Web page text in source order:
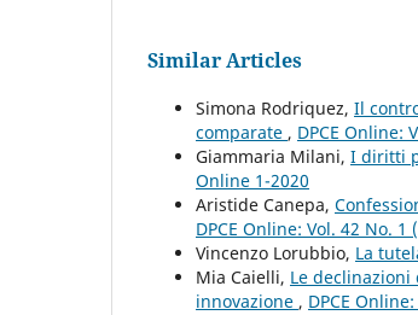
Similar Articles
Simona Rodriquez, Il
comparate , DPCE Online:
Giammaria Milani, I diritti
Online 1-2020
Aristide Canepa,
DPCE Online: Vol. 42 No. 1
Vincenzo Lorubbio, La
Mia Caielli, Le
innovazione , DPCE